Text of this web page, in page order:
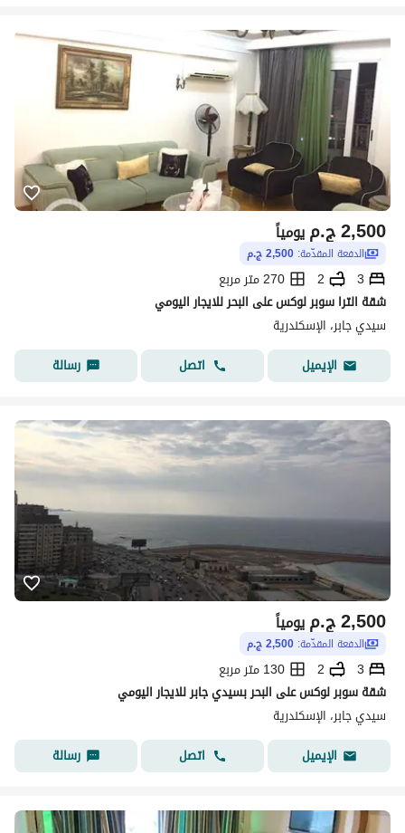
ج.م2,500 يومياً
الدفعة المقدّمة: 2,500 ج.م
3
2
270 متر مربع
شقة الترا سوبر لوكس على البحر للايجار اليومي
سيدي جابر، الإسكندرية
الإيميل
اتصل رسالة
ج.م2,500 يومياً
الدفعة المقدّمة: 2,500 ج.م
3
2
130 متر مربع
شقة سوبر لوكس على البحر بسيدي جابر للايجار اليومي
سيدي جابر، الإسكندرية
الإيميل
اتصل رسالة